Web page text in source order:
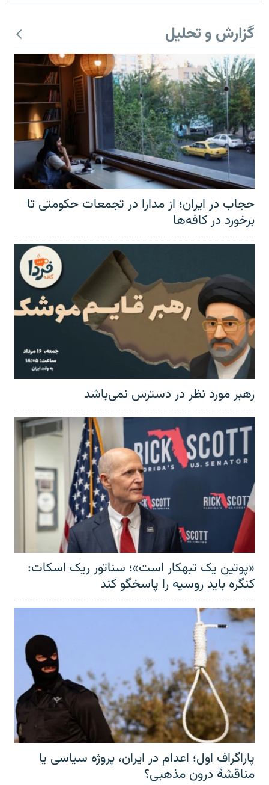
گزارش و تحلیل
حجاب در ایران؛ از مدارا در تجمعات حکومتی تا
برخورد در کافه‌ها
رهبر مورد نظر در دسترس نمی‌باشد
«پوتین یک تبهکار است»؛ سناتور ریک اسکات:
کنگره باید روسیه را پاسخگو کند
پاراگراف اول؛ اعدام در ایران، پروژه سیاسی یا
مناقشهٔ درون مذهبی؟